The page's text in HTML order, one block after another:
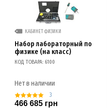
КАБИНЕТ ФИЗИКИ
Набор лабораторный по
физике (на класс)
КОД ТОВАРА: 6100
Нет в наличии
3
466 685 грн